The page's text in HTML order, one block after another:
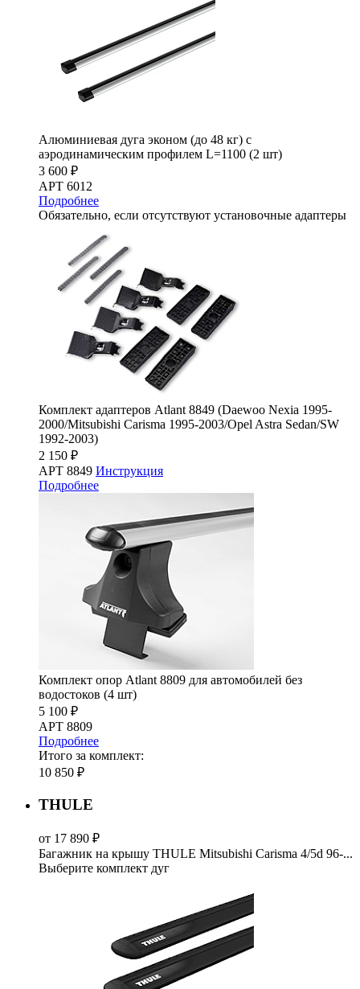
Алюминиевая дуга эконом (до 48 кг) с
аэродинамическим профилем L=1100 (2 шт)
3 600 ₽
АРТ 6012
Подробнее
Обязательно, если отсутствуют установочные адаптеры
Комплект адаптеров Atlant 8849 (Daewoo Nexia 1995-
2000/Mitsubishi Carisma 1995-2003/Opel Astra Sedan/SW
1992-2003)
2 150 ₽
АРТ 8849 Инструкция
Подробнее
Комплект опор Atlant 8809 для автомобилей без
водостоков (4 шт)
5 100 ₽
АРТ 8809
Подробнее
Итого за комплект:
10 850 ₽
THULE
от 17 890 ₽
Багажник на крышу THULE Mitsubishi Carisma 4/5d 96-...
Выберите комплект дуг